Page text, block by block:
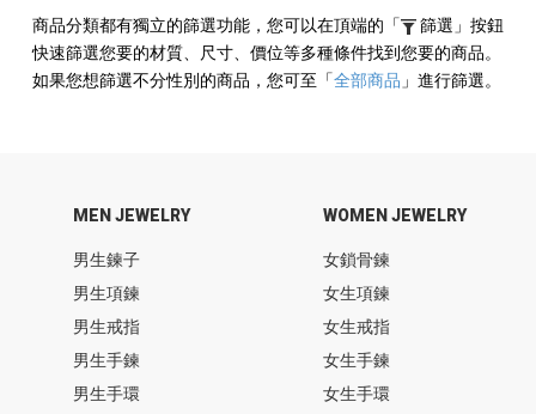
商品分類都有獨立的篩選功能，您可以在頂端的 「 篩選」 按鈕
快速篩選您要的材質、尺寸、價位等多種條件找到您要的商品。
如果您想篩選不分性別的商品，您可至 「全部商品 」 進行篩選。
MEN JEWELRY
男生鍊子
男生項鍊
男生戒指
男生手鍊
男生手環
WOMEN JEWELRY
女鎖骨鍊
女生項鍊
女生戒指
女生手鍊
女生手環